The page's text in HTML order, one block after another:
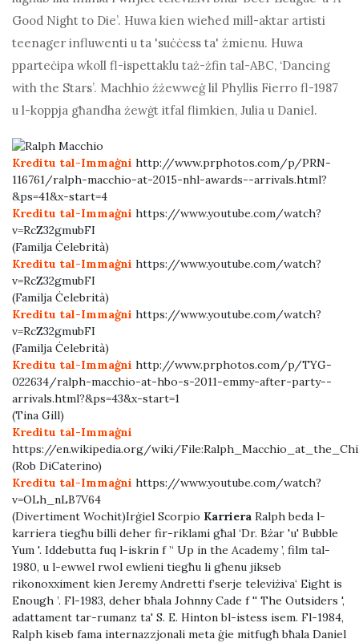
Good Night to Die’. Huwa kien wieħed mill-aktar artisti
teenager influwenti u ta 'suċċess ta' żmienu. Huwa
pparteċipa wkoll fl-ispettaklu taż-żfin tal-ABC, ‘Dancing
with the Stars’. Machhio żżewweġ lil Phyllis Fierro fl-1987
u l-koppja għandha żewġt itfal flimkien, Julia u Daniel.
Kreditu tal-Immaġni http://www.prphotos.com/p/PRN-
116761/ralph-macchio-at-2015-nhl-awards--arrivals.html?
&ps=41&x-start=4
Kreditu tal-Immaġni https://www.youtube.com/watch?
v=RcZ32gmubFI
(Familja Ċelebrità)
Kreditu tal-Immaġni https://www.youtube.com/watch?
v=RcZ32gmubFI
(Familja Ċelebrità)
Kreditu tal-Immaġni https://www.youtube.com/watch?
v=RcZ32gmubFI
(Familja Ċelebrità)
Kreditu tal-Immaġni http://www.prphotos.com/p/TYG-
022634/ralph-macchio-at-hbo-s-2011-emmy-after-party--
arrivals.html?&ps=43&x-start=1
(Tina Gill)
Kreditu tal-Immaġni
https://en.wikipedia.org/wiki/
(Rob DiCaterino)
Kreditu tal-Immaġni https://www.youtube.com/watch?
v=OLh_nLB7V64
(Divertiment Wochit)Irġiel Scorpio Karriera Ralph beda l-
karriera tiegħu billi deher fir-riklami għal ‘Dr. Bżar 'u' Bubble
Yum '. Iddebutta fuq l-iskrin f ’‘ Up in the Academy ’, film tal-
1980, u l-ewwel rwol ewlieni tiegħu li għenu jikseb
rikonoxximent kien Jeremy Andretti f’serje televiżiva‘ Eight is
Enough ’. Fl-1983, deher bħala Johnny Cade f '' The Outsiders ',
adattament tar-rumanz ta' S. E. Hinton bl-istess isem. Fl-1984,
Ralph kiseb fama internazzjonali meta ġie mitfugħ bħala Daniel